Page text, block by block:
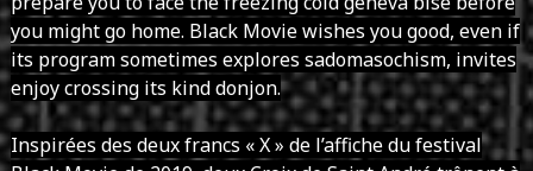
you might go home. Black Movie wishes you good, even if
its program sometimes explores sadomasochism, invites
enjoy crossing its kind donjon.
Inspirées des deux francs « X » de l’affiche du festival